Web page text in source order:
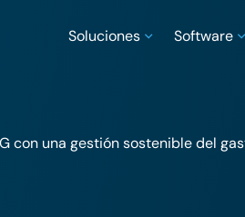
Soluciones Software
con una gestión sostenible del